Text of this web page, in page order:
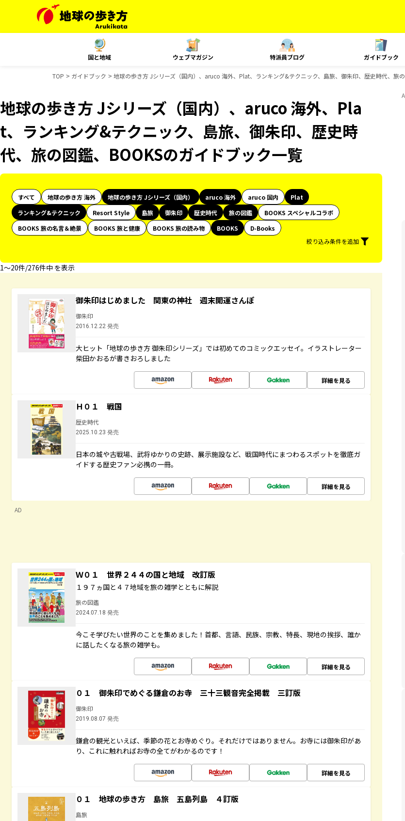
国と地域 ウェブマガジン 特派員ブログ ガイドブック
TOP ガイドブック 地球の歩き方 Jシリーズ（国内）、aruco 海外、Plat、ランキング&テクニック、島旅、御朱印、歴史時代、旅
地球の歩き方 Jシリーズ（国内）、aruco 海外、Pla
t、ランキング&テクニック、島旅、御朱印、歴史時
代、旅の図鑑、BOOKSのガイドブック一覧
すべて 地球の歩き方 海外 地球の歩き方 Jシリーズ（国内） aruco 海外 aruco 国内
Plat
ランキング&テクニック
Resort Style 島旅 御朱印 歴史時代 旅の図鑑
BOOKS スペシャルコラボ
BOOKS 旅の名言＆絶景
BOOKS 旅と健康 BOOKS 旅の読み物 BOOKS
D-Books
絞り込み条件を追加
1〜20件/276件中 を表示
御朱印はじめました 関東の神社 週末開運さんぽ
御朱印
2016.12.22 発売
大ヒット「地球の歩き方 御朱印シリーズ」では初めてのコミックエッセイ。イラストレーター
柴田かおるが書きおろしました
詳細を見る
Ｈ０１ 戦国
歴史時代
2025.10.23 発売
日本の城や古戦場、武将ゆかりの史跡、展示施設など、戦国時代にまつわるスポットを徹底ガ
イドする歴史ファン必携の一冊。
詳細を見る
AD
Ｗ０１ 世界２４４の国と地域 改訂版
１９７ヵ国と４７地域を旅の雑学とともに解説
旅の図鑑
2024.07.18 発売
今こそ学びたい世界のことを集めました！首都、言語、民族、宗教、特長、現地の挨拶、誰か
に話したくなる旅の雑学も。
詳細を見る
０１ 御朱印でめぐる鎌倉のお寺 三十三観音完全掲載 三訂版
御朱印
2019.08.07 発売
鎌倉の観光といえば、季節の花とお寺めぐり。それだけではありません。お寺には御朱印があ
り、これに触れればお寺の全てがわかるのです！
詳細を見る
０１ 地球の歩き方 島旅 五島列島 ４訂版
島旅